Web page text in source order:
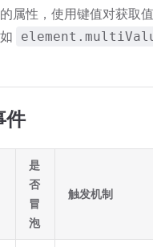
属性，使用键值对获取
件
是
否
冒
泡
触发机制